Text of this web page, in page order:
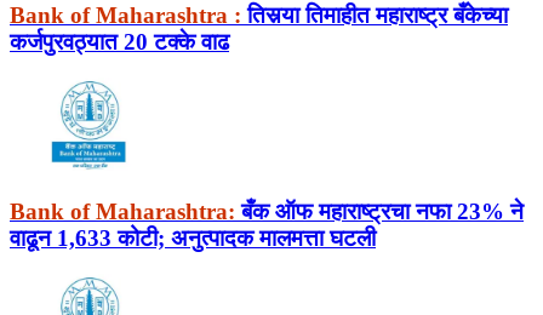
Bank of Maharashtra : तिसर्‍या तिमाहीत महाराष्ट्र बँकेच्या
कर्जपुरवठ्यात 20 टक्के वाढ
Bank of Maharashtra: बँक ऑफ महाराष्ट्रचा नफा 23% ने
वाढून 1,633 कोटी; अनुत्पादक मालमत्ता घटली